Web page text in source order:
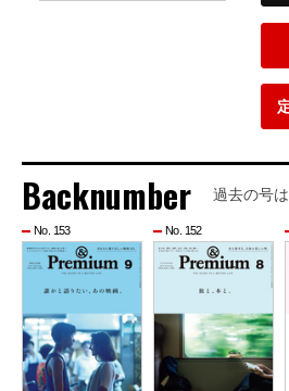
Backnumber 過去の号
No. 153 No. 152